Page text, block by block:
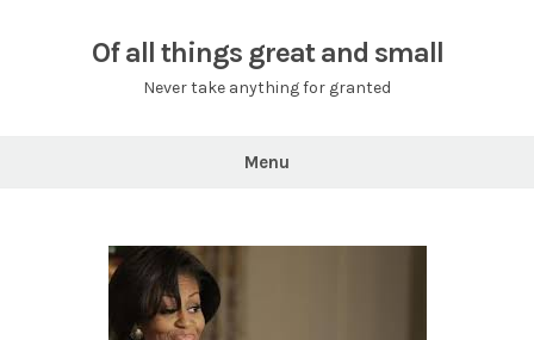
Of all things great and small
Never take anything for granted
Menu